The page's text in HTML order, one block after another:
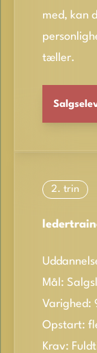
med, kan
tæller.
2. trin
Mål:
Varighed:
Opstart:
Krav: